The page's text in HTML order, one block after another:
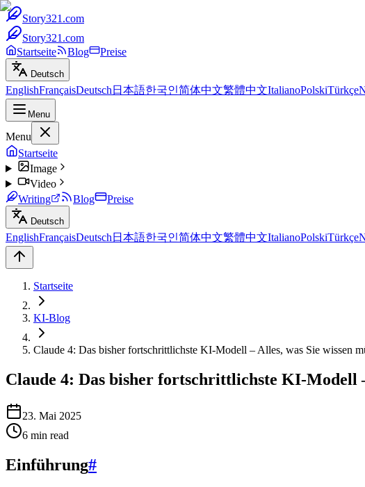
Story321.com
Story321.com
Startseite
Blog Preise
Deutsch
EnglishFrançaisDeutsch 日本語한국인简体中文繁體中文ItalianoPolskiTürkçe
Menu
Menu
Startseite
Image
Video
Writing
Blog Preise
Deutsch
EnglishFrançaisDeutsch 日本語한국인简体中文繁體中文ItalianoPolskiTürkçe
Startseite
KI-Blog
Claude 4: Das bisher fortschrittlichste KI-Modell – Alles, was Sie wissen
Claude 4: Das bisher fortschrittlichste KI-Modell
23. Mai 2025
6 min read
Einführung#